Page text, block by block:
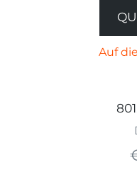
Auf